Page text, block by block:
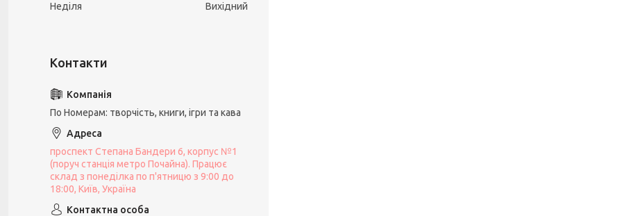
Неділя
Вихідний
По Номерам: творчість, книги, ігри та кава
проспект Степана Бандери 6, корпус №1
(поруч станція метро Почайна). Працює
склад з понеділка по п'ятницю з 9:00 до
18:00, Київ, Україна